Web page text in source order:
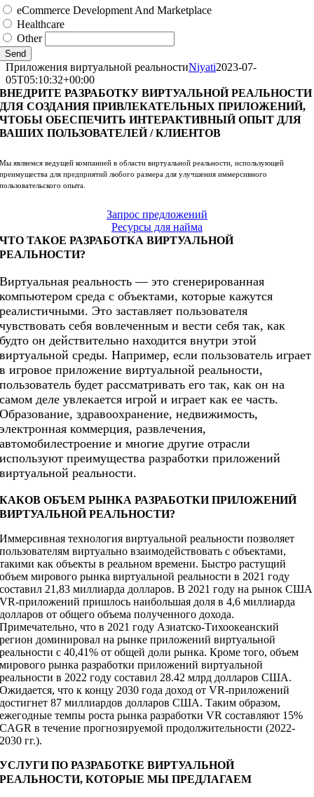
eCommerce Development And Marketplace
Healthcare
Other
Send
Приложения виртуальной реальностиNiyati2023-07-
05T05:10:32+00:00
ВНЕДРИТЕ РАЗРАБОТКУ ВИРТУАЛЬНОЙ РЕАЛЬНОСТИ
ДЛЯ СОЗДАНИЯ ПРИВЛЕКАТЕЛЬНЫХ ПРИЛОЖЕНИЙ,
ЧТОБЫ ОБЕСПЕЧИТЬ ИНТЕРАКТИВНЫЙ ОПЫТ ДЛЯ
ВАШИХ ПОЛЬЗОВАТЕЛЕЙ / КЛИЕНТОВ
Мы являемся ведущей компанией в области виртуальной реальности, использующей
преимущества для предприятий любого размера для улучшения иммерсивного
пользовательского опыта.
Запрос предложений
Ресурсы для найма
ЧТО ТАКОЕ РАЗРАБОТКА ВИРТУАЛЬНОЙ
РЕАЛЬНОСТИ?
Виртуальная реальность — это сгенерированная
компьютером среда с объектами, которые кажутся
реалистичными. Это заставляет пользователя
чувствовать себя вовлеченным и вести себя так, как
будто он действительно находится внутри этой
виртуальной среды. Например, если пользователь играет
в игровое приложение виртуальной реальности,
пользователь будет рассматривать его так, как он на
самом деле увлекается игрой и играет как ее часть.
Образование, здравоохранение, недвижимость,
электронная коммерция, развлечения,
автомобилестроение и многие другие отрасли
используют преимущества разработки приложений
виртуальной реальности.
КАКОВ ОБЪЕМ РЫНКА РАЗРАБОТКИ ПРИЛОЖЕНИЙ
ВИРТУАЛЬНОЙ РЕАЛЬНОСТИ?
Иммерсивная технология виртуальной реальности позволяет
пользователям виртуально взаимодействовать с объектами,
такими как объекты в реальном времени. Быстро растущий
объем мирового рынка виртуальной реальности в 2021 году
составил 21,83 миллиарда долларов. В 2021 году на рынок США
VR-приложений пришлось наибольшая доля в 4,6 миллиарда
долларов от общего объема полученного дохода.
Примечательно, что в 2021 году Азиатско-Тихоокеанский
регион доминировал на рынке приложений виртуальной
реальности с 40,41% от общей доли рынка. Кроме того, объем
мирового рынка разработки приложений виртуальной
реальности в 2022 году составил 28.42 млрд долларов США.
Ожидается, что к концу 2030 года доход от VR-приложений
достигнет 87 миллиардов долларов США. Таким образом,
ежегодные темпы роста рынка разработки VR составляют 15%
CAGR в течение прогнозируемой продолжительности (2022-
2030 гг.).
УСЛУГИ ПО РАЗРАБОТКЕ ВИРТУАЛЬНОЙ
РЕАЛЬНОСТИ, КОТОРЫЕ МЫ ПРЕДЛАГАЕМ